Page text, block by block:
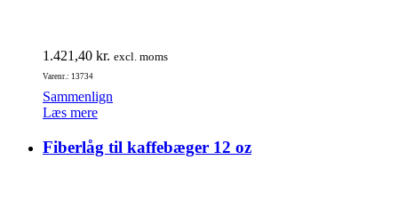
1.421,40 kr. excl. moms
Varenr.: 13734
Sammenlign
Læs mere
Fiberlåg til kaffebæger 12 oz